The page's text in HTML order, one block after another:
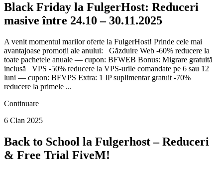
Black Friday la FulgerHost: Reduceri
masive între 24.10 – 30.11.2025
A venit momentul marilor oferte la FulgerHost! Prinde cele mai
avantajoase promoții ale anului: Găzduire Web -60% reducere la
toate pachetele anuale — cupon: BFWEB Bonus: Migrare gratuită
inclusă VPS -50% reducere la VPS-urile comandate pe 6 sau 12
luni — cupon: BFVPS Extra: 1 IP suplimentar gratuit -70%
reducere la primele ...
Continuare
6 Clan 2025
Back to School la Fulgerhost – Reduceri
& Free Trial FiveM!